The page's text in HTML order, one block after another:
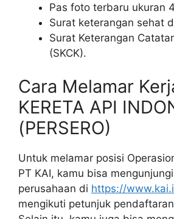
Pas foto terbaru ukuran
Surat keterangan sehat
Surat Keterangan
(SKCK).
Cara Melamar
KERETA API
(PERSERO)
Untuk melamar posisi
PT KAI, kamu bisa
perusahaan di https://
mengikuti petunjuk